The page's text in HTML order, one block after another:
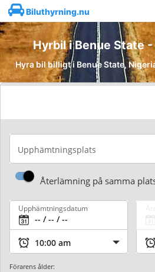
Biluthyrning.nu
Hyrbil i Benue State
Hyra bil billigt i Benue State,
Upphämtningsplats
Återlämning på samma
Upphämtningsdatum
Förarens ålder: